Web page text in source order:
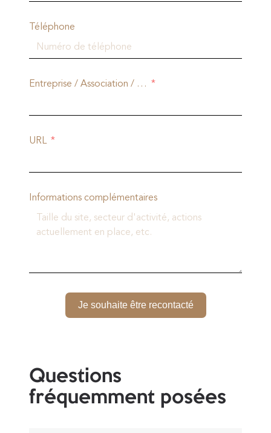
Téléphone
Entreprise / Association / …
URL
Informations complémentaires
Je souhaite être recontacté
Questions
fréquemment posées